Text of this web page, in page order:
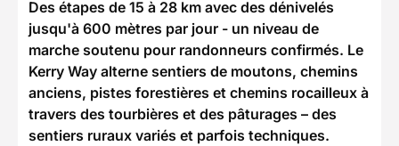
Des étapes de 15 à 28 km avec des dénivelés
jusqu'à 600 mètres par jour - un niveau de
marche soutenu pour randonneurs confirmés. Le
Kerry Way alterne sentiers de moutons, chemins
anciens, pistes forestières et chemins rocailleux à
travers des tourbières et des pâturages – des
sentiers ruraux variés et parfois techniques.